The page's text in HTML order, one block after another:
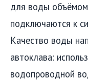
для воды
подключаются к
Качество воды
автоклава:
водопроводной